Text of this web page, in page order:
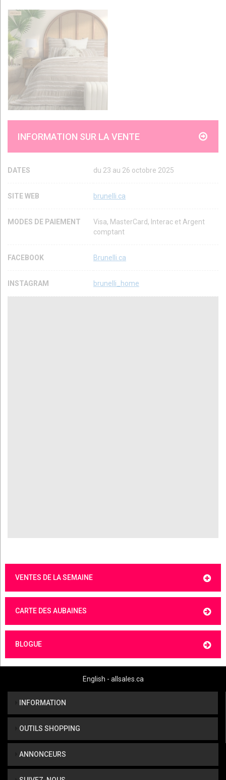
INFORMATION SUR LA VENTE
DATES du 23 au 26 octobre 2025
SITE WEB brunelli.ca
MODES DE PAIEMENT
Visa, MasterCard, Interac et Argent
comptant
FACEBOOK Brunelli.ca
INSTAGRAM brunelli_home
VENTES DE LA SEMAINE
CARTE DES AUBAINES
BLOGUE
English - allsales.ca
INFORMATION
OUTILS SHOPPING
ANNONCEURS